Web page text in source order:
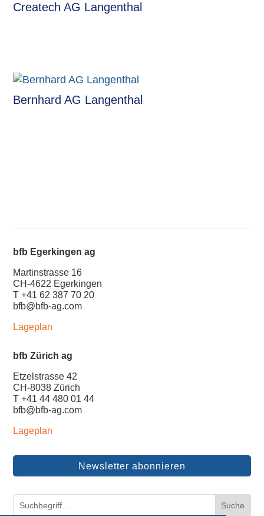
Createch AG Langenthal
Bernhard AG Langenthal
bfb Egerkingen ag
Martinstrasse 16
CH-4622 Egerkingen
T +41 62 387 70 20
bfb@bfb-ag.com
Lageplan
bfb Zürich ag
Etzelstrasse 42
CH-8038 Zürich
T +41 44 480 01 44
bfb@bfb-ag.com
Lageplan
Newsletter abonnieren